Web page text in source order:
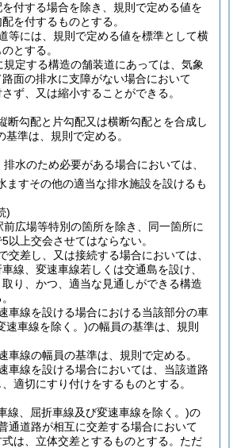
付する場合を除き、規則で定める値を
を付するものとする。
等には、規則で定める値を標準として横
とする。
規定する構造の舗装道にあっては、気象
面の排水に支障がない場合において
ず、又は縮小することができる。
断勾配と片勾配又は横断勾配とを合成し
基準は、規則で定める。
水のため必要がある場合においては、
ますその他の適当な排水施設を設けるも
)
前広場等特別の箇所を除き、同一箇所に
以上交会させてはならない。
交差し、又は接続する場合においては、
線、変速車線若しくは交通島を設け、
り、かつ、適当な見通しができる構造
車線を設ける場合における当該部分の車
速車線を除く。)の幅員の基準は、規則
車線の幅員の基準は、規則で定める。
車線を設ける場合においては、当該道路
適切にすり付けをするものとする。
線、屈折車線及び変速車線を除く。)の
通道路が相互に交差する場合において
は、立体交差とするものとする。 ただ